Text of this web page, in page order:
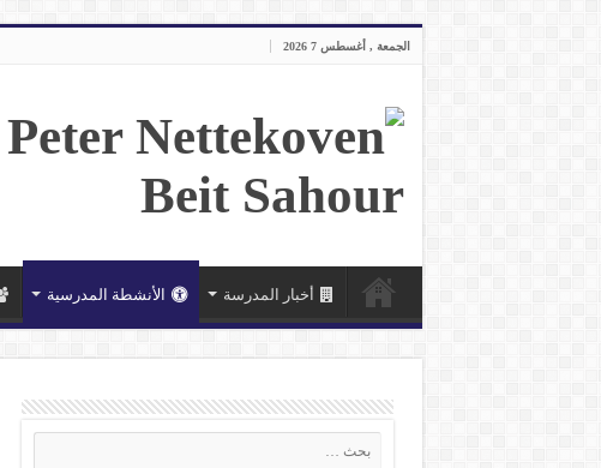
الجمعة , أغسطس 7 2026
أخبار المدرسة الأنشطة المدرسية